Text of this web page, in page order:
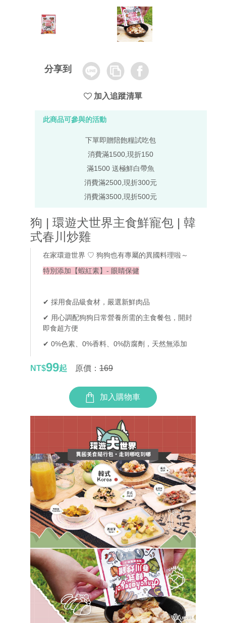
分享到 Line
Copy
Link
Facebook
加入追蹤清單
此商品可參與的活動
下單即贈陪飽糧試吃包
消費滿1500,現折150
滿1500 送極鮮白帶魚
消費滿2500,現折300元
消費滿3500,現折500元
狗 | 環遊犬世界主食鮮寵包 | 韓
式春川炒雞
在家環遊世界 ♡ 狗狗也有專屬的異國料理啦～
特別添加【蝦紅素】- 眼睛保健
✔ 採用食品級食材，嚴選新鮮肉品
✔ 用心調配狗狗日常營養所需的主食餐包，開封
即食超方便
✔ 0%色素、0%香料、0%防腐劑，天然無添加
NT$99起 原價： 169
加入購物車